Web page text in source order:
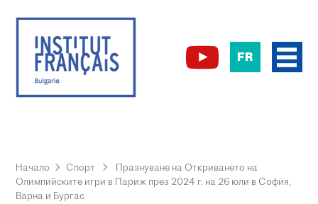
FR
Начало Спорт
Празнуване на Oткриването на
Олимпийските игри в Париж през 2024 г. на 26 юли в София,
Варна и Бургас